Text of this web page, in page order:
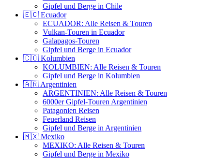
Gipfel und Berge in Chile
🇪🇨 Ecuador
ECUADOR: Alle Reisen & Touren
Vulkan-Touren in Ecuador
Galapagos-Touren
Gipfel und Berge in Ecuador
🇨🇴 Kolumbien
KOLUMBIEN: Alle Reisen & Touren
Gipfel und Berge in Kolumbien
🇦🇷 Argentinien
ARGENTINIEN: Alle Reisen & Touren
6000er Gipfel-Touren Argentinien
Patagonien Reisen
Feuerland Reisen
Gipfel und Berge in Argentinien
🇲🇽 Mexiko
MEXIKO: Alle Reisen & Touren
Gipfel und Berge in Mexiko